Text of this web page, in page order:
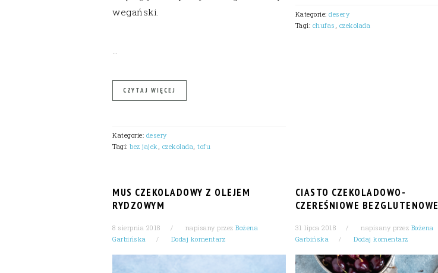
wegański.
…
CZYTAJ WIĘCEJ
Kategorie: desery
Tagi: bez jajek , czekolada, tofu
Kategorie:desery
Tagi: chufas , czekolada
MUS CZEKOLADOWY Z OLEJEM
RYDZOWYM
8 sierpnia 2018 napisany przez Bożena
Garbińska
Dodaj komentarz
CIASTO CZEKOLADOWO-
CZEREŚNIOWE BEZGLUTENOWE
31 lipca 2018 napisany przez Bożena
Garbińska
Dodaj komentarz